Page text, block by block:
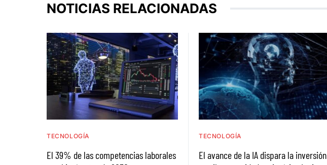
NOTICIAS RELACIONADAS
TECNOLOGÍA
El 39% de las competencias laborales
TECNOLOGÍA
El avance de la IA dispara la inversión